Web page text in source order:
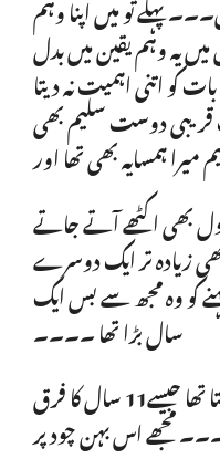
یہ وہم یقین میں بدل
کو اتنی اہمیت نہ دیتا
دوست سلیم بھی
ہمسایہ بھی تھا اور
بھی اکٹھے آتے جاتے
زیادہ تر ایک دوسرے
کو وہ مجھ سے بس ایک
سال بڑا تھا ۔۔۔۔
لیکن میرے پر رعب ایسے ڈالتا تھا جیسے11 سال کا فرق
مجھے اس بہن چود پر